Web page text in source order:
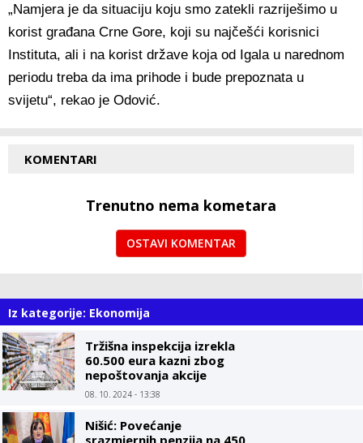
„Namjera je da situaciju koju smo zatekli razriješimo u
korist građana Crne Gore, koji su najčešći korisnici
Instituta, ali i na korist države koja od Igala u narednom
periodu treba da ima prihode i bude prepoznata u
svijetu“, rekao je Odović.
KOMENTARI
Trenutno nema kometara
OSTAVI KOMENTAR
Iz kategorije: Ekonomija
Tržišna inspekcija izrekla
60.500 eura kazni zbog
nepoštovanja akcije
Limitirane cijene
08. 10. 2024 - 13:38
Nišić: Povećanje
srazmjernih penzija na 450